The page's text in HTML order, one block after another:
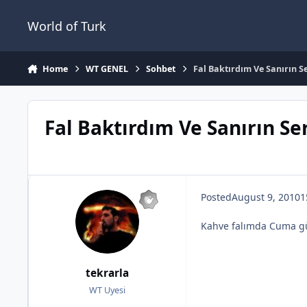
World of Turk
Home WT GENEL Sohbet Fal Baktırdım Ve Sanırın
Fal Baktırdım Ve Sanırın
tekrarla
WT Uyesi
PostedAugust 9, 2010
Kahve falımda Cuma